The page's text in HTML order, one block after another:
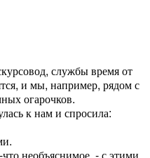
службы время от
и мы, например, рядом с
огарочков.
к нам и спросила: